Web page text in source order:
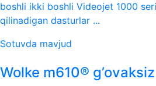
boshli ikki boshli Videojet 1000
qilinadigan dasturlar ...
Sotuvda mavjud
Wolke m610®